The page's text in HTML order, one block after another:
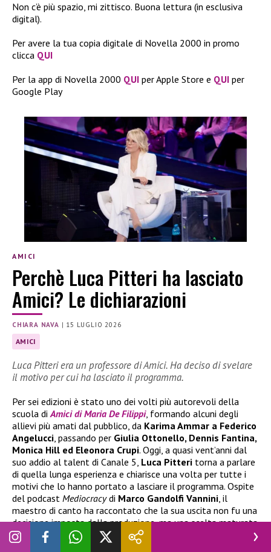
Non c’è più spazio, mi zittisco. Buona lettura (in esclusiva
digital).
Per avere la tua copia digitale di Novella 2000 in promo
clicca QUI
Per la app di Novella 2000 QUI per Apple Store e QUI per
Google Play
AMICI
Perchè Luca Pitteri ha lasciato
Amici? Le dichiarazioni
CHIARA NAVA | 15 LUGLIO 2026
AMICI
Luca Pitteri era un professore di Amici. Ha deciso di svelare
il motivo per cui ha lasciato il programma.
Per sei edizioni è stato uno dei volti più autorevoli della
scuola diAmici di Maria De Filippi, formando alcuni degli
allievi più amati dal pubblico, da Karima Ammar a Federico
Angelucci, passando per Giulia Ottonello, Dennis Fantina,
Monica Hill ed Eleonora Crupi. Oggi, a quasi vent’anni dal
suo addio al talent di Canale 5, Luca Pitteri torna a parlare
di quella lunga esperienza e chiarisce una volta per tutte i
motivi che lo hanno portato a lasciare il programma. Ospite
del podcast Mediocracydi Marco Gandolfi Vannini, il
maestro di canto ha raccontato che la sua uscita non fu una
decisione imposta dalla produzione, ma una scelta maturata
dopo aver percepito un cambiamento nella direzione del
format.